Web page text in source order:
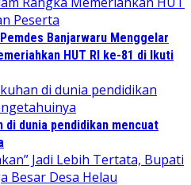
Pemdes Banjarwaru Menggelar
HUT RI ke-81 di Ikuti
di dunia pendidikan mencuat